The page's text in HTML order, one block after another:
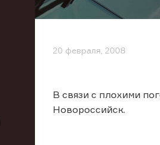
20 февраля, 2008
В связи с плохими
Новороссийск.